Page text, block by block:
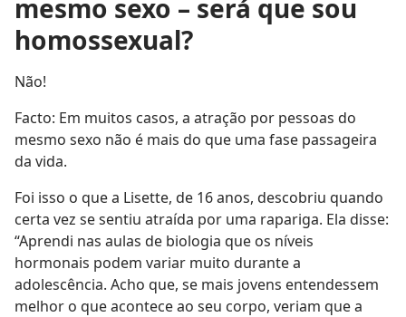
mesmo sexo – será que sou
homossexual?
Não!
Facto: Em muitos casos, a atração por pessoas do
mesmo sexo não é mais do que uma fase passageira
da vida.
Foi isso o que a Lisette, de 16 anos, descobriu quando
certa vez se sentiu atraída por uma rapariga. Ela disse:
“Aprendi nas aulas de biologia que os níveis
hormonais podem variar muito durante a
adolescência. Acho que, se mais jovens entendessem
melhor o que acontece ao seu corpo, veriam que a